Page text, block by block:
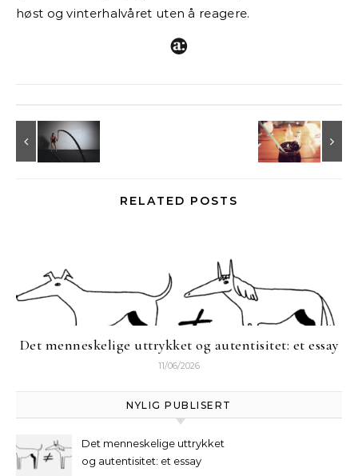
høst og vinterhalvåret uten å reagere.
RELATED POSTS
Det menneskelige uttrykket og autentisitet: et essay
11/06/2026
NYLIG PUBLISERT
Det menneskelige uttrykket
og autentisitet: et essay